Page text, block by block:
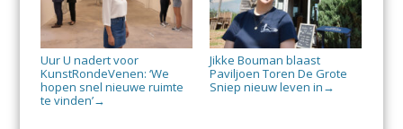
Uur U nadert voor
KunstRondeVenen: ‘We
hopen snel nieuwe ruimte
te vinden’→
Jikke Bouman blaast
Paviljoen Toren De Grote
Sniep nieuw leven in →